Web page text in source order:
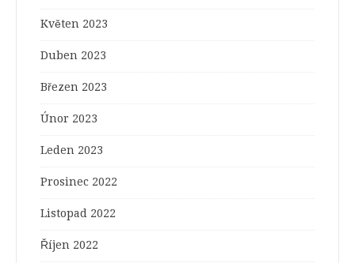
Květen 2023
Duben 2023
Březen 2023
Únor 2023
Leden 2023
Prosinec 2022
Listopad 2022
Říjen 2022